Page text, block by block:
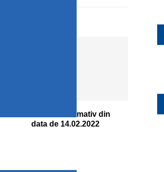
Buletin informativ din
data de 14.02.2022